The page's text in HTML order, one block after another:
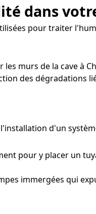
dans
pour traiter
murs de la cave à
des dégradations
d'un
pour y placer un
immergées qui